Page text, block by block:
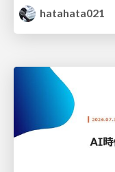
hatahata021